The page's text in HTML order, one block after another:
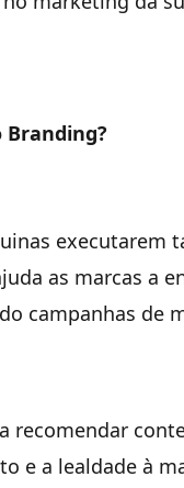
executarem
as marcas a
campanhas de
e a lealdade à